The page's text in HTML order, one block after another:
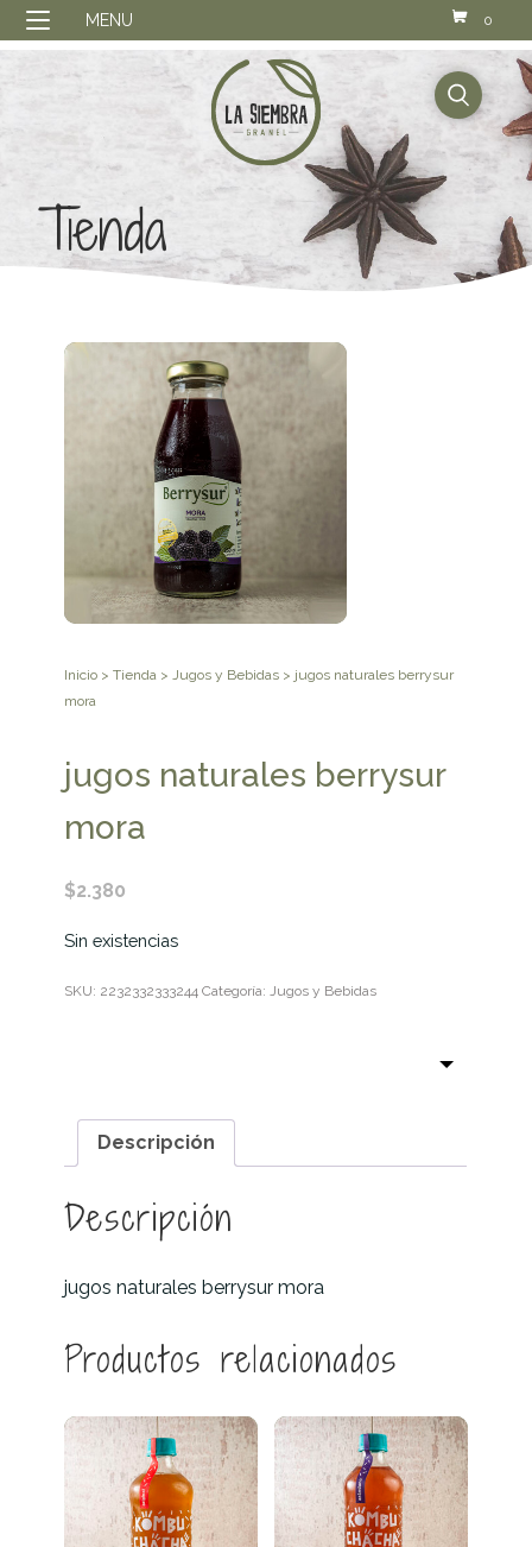
MENU 0
buscador
Tienda
Inicio >Tienda >Jugos y Bebidas > jugos naturales berrysur
mora
jugos naturales berrysur
mora
$2.380
Sin existencias
SKU: 2232332333244 Categoría:Jugos y Bebidas
Descripción
Descripción
jugos naturales berrysur mora
Productos relacionados